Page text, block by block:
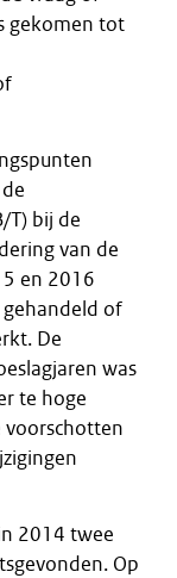
gekomen tot
T) bij de
van de
en 2016
of
De
was
te hoge
2014 twee
Op